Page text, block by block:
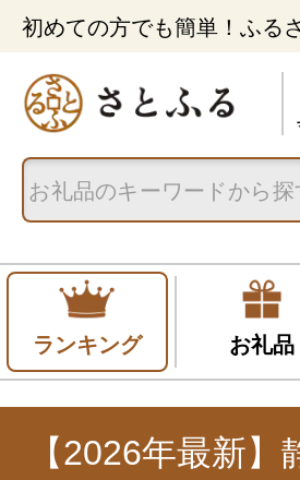
初めての方でも簡単！ふる
ランキング お礼品
【2026年最新